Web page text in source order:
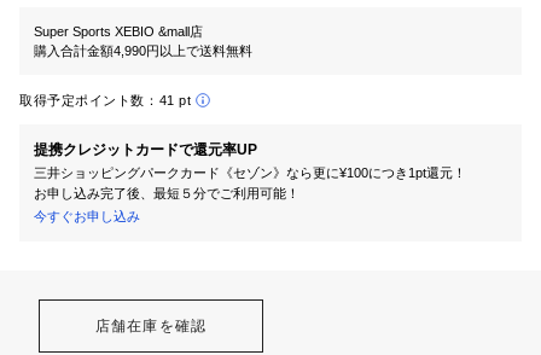
Super Sports XEBIO &mall店
購入合計金額4,990円以上で送料無料
取得予定ポイント数： 41 pt
提携クレジットカードで還元率UP
三井ショッピングパークカード《セゾン》なら更に¥100につき1pt還元！
お申し込み完了後、最短５分でご利用可能！
今すぐお申し込み
店舗在庫を確認